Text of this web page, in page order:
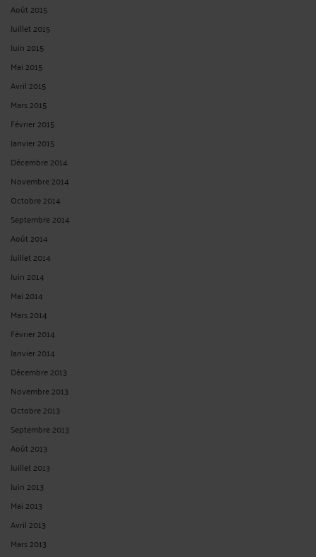
Août 2015
Juillet 2015
Juin 2015
Mai 2015
Avril 2015
Mars 2015
Février 2015
Janvier 2015
Décembre 2014
Novembre 2014
Octobre 2014
Septembre 2014
Août 2014
Juillet 2014
Juin 2014
Mai 2014
Mars 2014
Février 2014
Janvier 2014
Décembre 2013
Novembre 2013
Octobre 2013
Septembre 2013
Août 2013
Juillet 2013
Juin 2013
Mai 2013
Avril 2013
Mars 2013